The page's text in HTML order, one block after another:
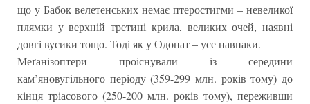
що у Бабок велетенських немає птеростигми – невеликої
плямки у верхній третині крила, великих очей, наявні
довгі вусики тощо. Тоді як у Одонат – усе навпаки.
Меґанізоптери проіснували із середини
кам’яновугільного періоду (359-299 млн. років тому) до
кінця тріасового (250-200 млн. років тому), переживши